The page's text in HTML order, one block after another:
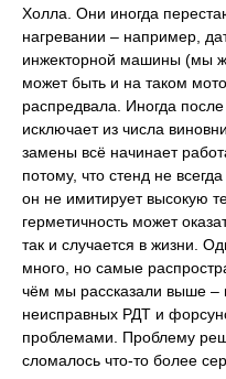
Холла. Они иногда
нагревании – например,
инжекторной машины (мы
может быть и на таком
распредвала. Иногда
исключает из числа
замены всё начинает
потому, что стенд не
он не имитирует высокую
герметичность может
так и случается в жизни.
много, но самые
чём мы рассказали выше –
неисправных РДТ и
проблемами. Проблему
сломалось что-то более